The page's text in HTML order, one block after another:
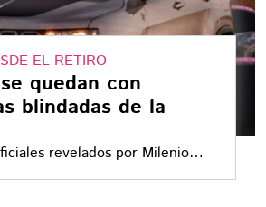
EL RETIRO
quedan con
blindadas de la
revelados por Milenio
camionetas blindadas